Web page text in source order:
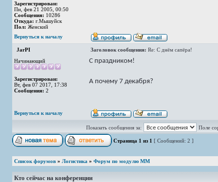
Зарегистрирован:
Пн, фев 21 2005, 00:50
Сообщения: 10286
Откуда: г.Мышуйск
Пол: Женский
Вернуться к началу
JarPI Заголовок сообщения: Re: С днём сапёра!
Начинающий
Зарегистрирован:
Вт, фев 07 2017, 17:38
Сообщения: 2
С праздником!
А почему 7 декабря?
Вернуться к началу
Показать сообщения за: Поле
Страница 1 из 1 [ Сообщений: 2 ]
Список форумов » Логистика » Форум по модулю ММ
Кто сейчас на конференции